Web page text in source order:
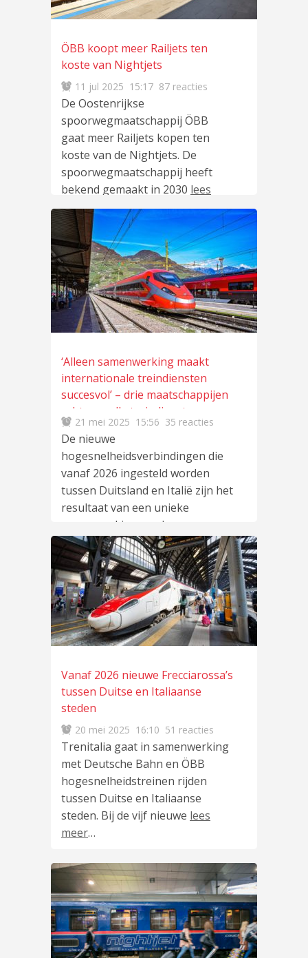
ÖBB koopt meer Railjets ten
koste van Nightjets
11 jul 2025 15:17 87 reacties
De Oostenrijkse
spoorwegmaatschappij ÖBB
gaat meer Railjets kopen ten
koste van de Nightjets. De
spoorwegmaatschappij heeft
bekend gemaakt in 2030 lees
meer…
‘Alleen samenwerking maakt
internationale treindiensten
succesvol’ – drie maatschappijen
achter snelle treindiensten
Duitsland – Italië
21 mei 2025 15:56 35 reacties
De nieuwe
hogesnelheidsverbindingen die
vanaf 2026 ingesteld worden
tussen Duitsland en Italië zijn het
resultaat van een unieke
samenwerking van lees meer
Vanaf 2026 nieuwe Frecciarossa’s
tussen Duitse en Italiaanse
steden
20 mei 2025 16:10 51 reacties
Trenitalia gaat in samenwerking
met Deutsche Bahn en ÖBB
hogesnelheidstreinen rijden
tussen Duitse en Italiaanse
steden. Bij de vijf nieuwe lees
meer…